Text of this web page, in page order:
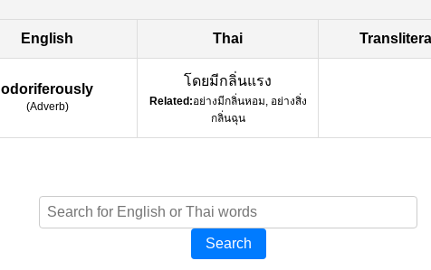
English Thai
odoriferously
(Adverb)
โดยมีกลิ่นแรง
Related:อย่างมีกลิ่นหอม, อย่างสิ่ง
กลิ่นฉุน
Search